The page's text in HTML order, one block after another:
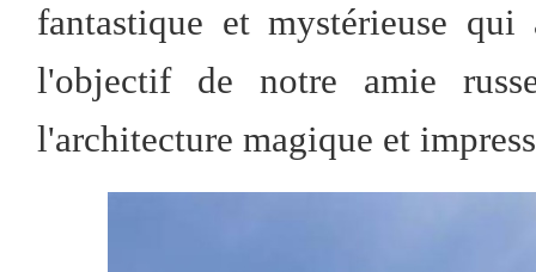
fantastique et mystérieuse
l'objectif de notre amie
l'architecture magique et